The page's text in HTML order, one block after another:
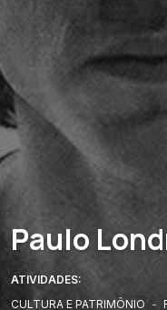
Paulo
ATIVIDADES:
CULTURA E PATRIMÔNIO -